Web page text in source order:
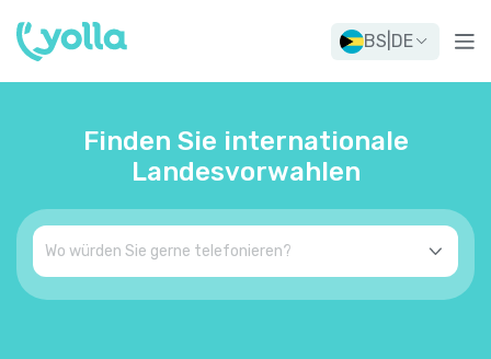
BS DE
Finden Sie internationale
Landesvorwahlen